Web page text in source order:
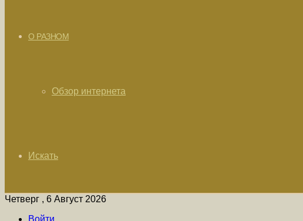
О РАЗНОМ
Обзор интернета
Искать
Четверг , 6 Август 2026
Войти